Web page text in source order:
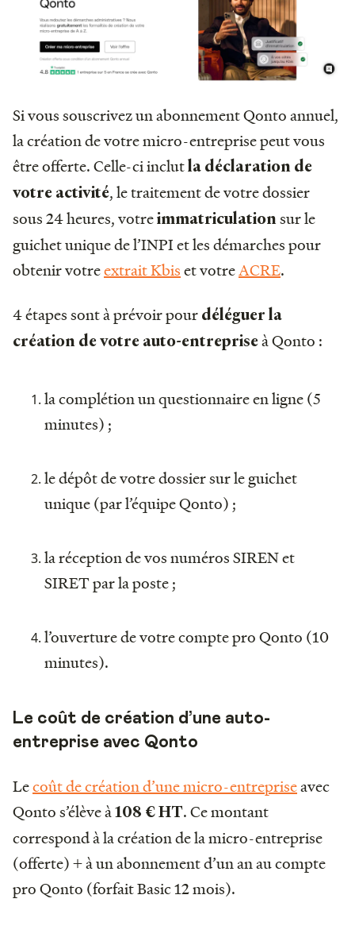
Si vous souscrivez un abonnement Qonto annuel,
la création de votre micro-entreprise peut vous
être offerte. Celle-ci inclutla déclaration de
votre activité, le traitement de votre dossier
sous 24 heures, votreimmatriculationsur le
guichet unique de l’INPI et les démarches pour
obtenir votreextrait Kbiset votreACRE.
4 étapes sont à prévoir pour déléguer la
création de votre auto-entrepriseà Qonto :
la complétion un questionnaire en ligne (5
minutes) ;
le dépôt de votre dossier sur le guichet
unique (par l’équipe Qonto) ;
la réception de vos numéros SIREN et
SIRET par la poste ;
l’ouverture de votre compte pro Qonto (10
minutes).
Le coût de création d’une auto-
entreprise avec Qonto
Lecoût de création d’une micro-entrepriseavec
Qonto s’élève à108 € HT. Ce montant
correspond à la création de la micro-entreprise
(offerte) + à un abonnement d’un an au compte
pro Qonto (forfait Basic 12 mois).